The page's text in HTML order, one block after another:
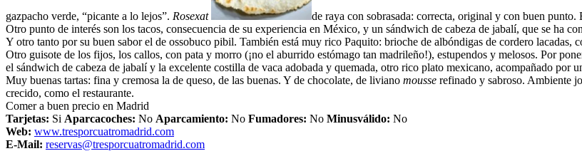
gazpacho verde, “picante a lo lejos”. Rosexat
de raya con sobrasada: correcta, original y con buen punto.
Otro punto de interés son los tacos, consecuencia de su experiencia en México, y un sándwich de cabeza de jabalí, que se ha
Y otro tanto por su buen sabor el de ossobuco pibil. También está muy rico Paquito: brioche de albóndigas de cordero lacadas,
Otro guisote de los fijos, los callos, con pata y morro (¡no el aburrido estómago tan madrileño!), estupendos y melosos. Por
el sándwich de cabeza de jabalí y la excelente costilla de vaca adobada y quemada, otro rico plato mexicano, acompañado por
Muy buenas tartas: fina y cremosa la de queso, de las buenas. Y de chocolate, de liviano mousse refinado y sabroso. Ambiente
crecido, como el restaurante.
Comer a buen precio en Madrid
Tarjetas: Si Aparcacoches: No Aparcamiento: No Fumadores: No Minusválido: No
Web: www.tresporcuatromadrid.com
E-Mail: reservas@tresporcuatromadrid.com